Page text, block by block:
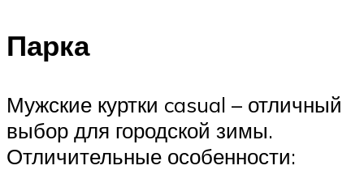
Парка
Мужские куртки casual – отличный
выбор для городской зимы.
Отличительные особенности: